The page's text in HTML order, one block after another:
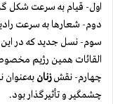
اول- قیام به سرعت شکل
دوم- شعارها به سرعت
سوم- نسل جدید که در
القائات همین رژیم
چهارم- نقشزنان به‌عنوان
چشمگیر و تأثیرگذار بود.